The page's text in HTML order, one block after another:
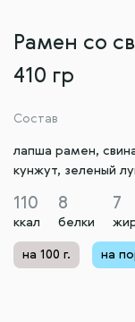
Рамен со
410 гр
Состав
лапша рамен,
кунжут, зеленый
110
ккал
8
белки
7
на 100 г. на